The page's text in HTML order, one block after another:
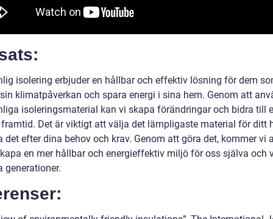
isolering erbjuder en hållbar och effektiv lösning för dem
klimatpåverkan och spara energi i sina hem. Genom att
isoleringsmaterial kan vi skapa förändringar och bidra till
Det är viktigt att välja det lämpligaste material för ditt
det efter dina behov och krav. Genom att göra det, kommer vi
en mer hållbar och energieffektiv miljö för oss själva och
generationer.